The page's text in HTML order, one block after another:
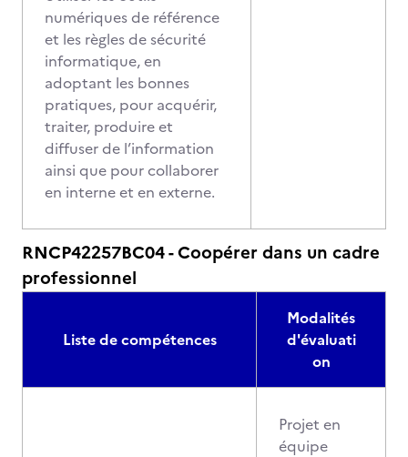
numériques de référence
et les règles de sécurité
informatique, en
adoptant les bonnes
pratiques, pour acquérir,
traiter, produire et
diffuser de l’information
ainsi que pour collaborer
en interne et en externe.
RNCP42257BC04 - Coopérer dans un cadre
professionnel
Liste de compétences
Modalités
d'évaluati
on
Projet en
équipe